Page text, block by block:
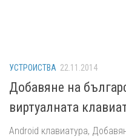
УСТРОИСТВА 22.11.2014
Добавяне на
виртуалната
Android клавиатура,